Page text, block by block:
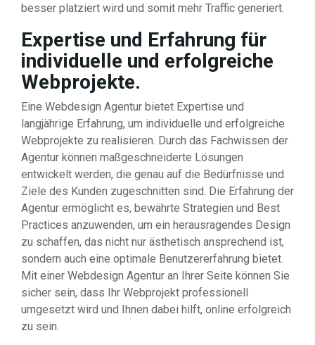
besser platziert wird und somit mehr Traffic generiert.
Expertise und Erfahrung für
individuelle und erfolgreiche
Webprojekte.
Eine Webdesign Agentur bietet Expertise und
langjährige Erfahrung, um individuelle und erfolgreiche
Webprojekte zu realisieren. Durch das Fachwissen der
Agentur können maßgeschneiderte Lösungen
entwickelt werden, die genau auf die Bedürfnisse und
Ziele des Kunden zugeschnitten sind. Die Erfahrung der
Agentur ermöglicht es, bewährte Strategien und Best
Practices anzuwenden, um ein herausragendes Design
zu schaffen, das nicht nur ästhetisch ansprechend ist,
sondern auch eine optimale Benutzererfahrung bietet.
Mit einer Webdesign Agentur an Ihrer Seite können Sie
sicher sein, dass Ihr Webprojekt professionell
umgesetzt wird und Ihnen dabei hilft, online erfolgreich
zu sein.